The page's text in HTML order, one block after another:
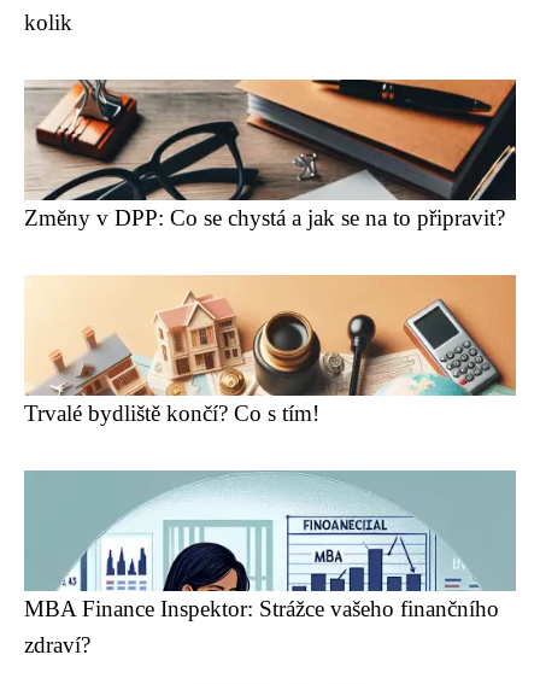
kolik
Změny v DPP: Co se chystá a jak se na to připravit?
Trvalé bydliště končí? Co s tím!
MBA Finance Inspektor: Strážce vašeho finančního
zdraví?